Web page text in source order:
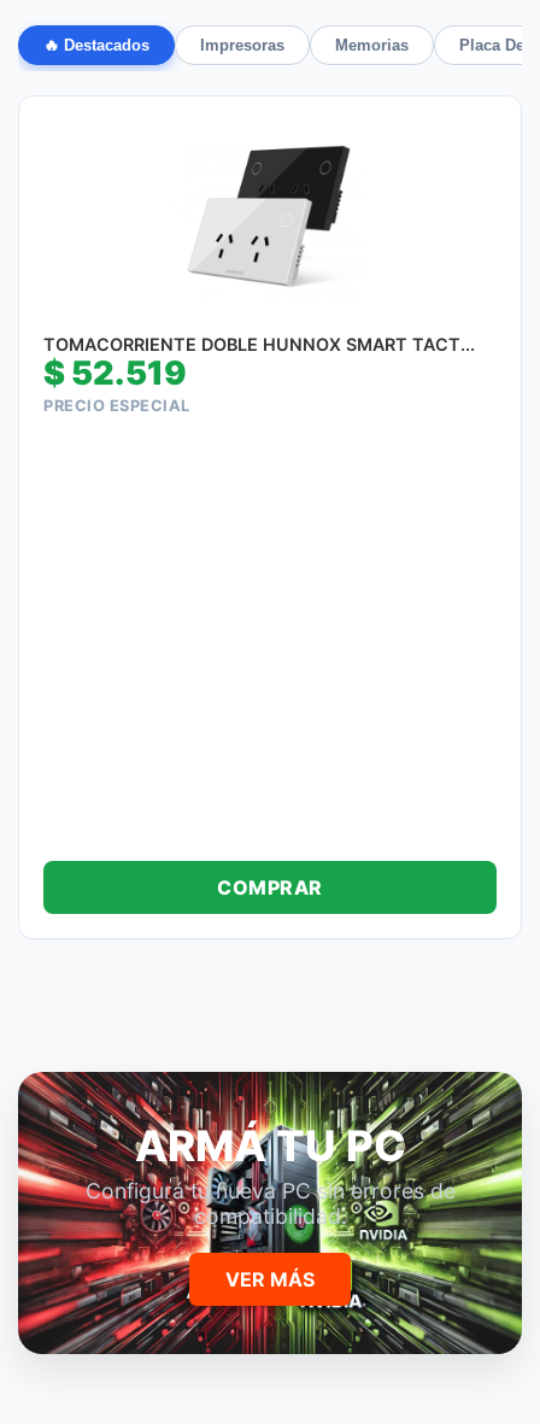
🔥 Destacados Impresoras Memorias Placa De
TOMACORRIENTE DOBLE HUNNOX SMART TACT...
$52.519
PRECIO ESPECIAL
COMPRAR
ARMÁ TU PC
Configurá tu nueva PC sin errores de
compatibilidad.
VER MÁS